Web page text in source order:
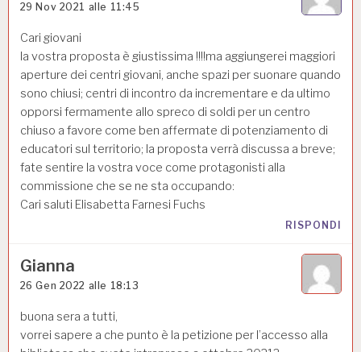
29 Nov 2021 alle 11:45
Cari giovani
la vostra proposta è giustissima !!!!ma aggiungerei maggiori
aperture dei centri giovani, anche spazi per suonare quando
sono chiusi; centri di incontro da incrementare e da ultimo
opporsi fermamente allo spreco di soldi per un centro
chiuso a favore come ben affermate di potenziamento di
educatori sul territorio; la proposta verrà discussa a breve;
fate sentire la vostra voce come protagonisti alla
commissione che se ne sta occupando:
Cari saluti Elisabetta Farnesi Fuchs
RISPONDI
Gianna
26 Gen 2022 alle 18:13
buona sera a tutti,
vorrei sapere a che punto è la petizione per l’accesso alla